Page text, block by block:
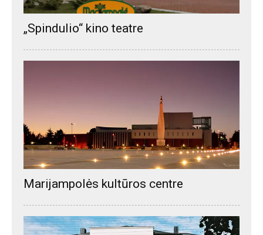
„Spindulio“ kino teatre
Marijampolės kultūros centre